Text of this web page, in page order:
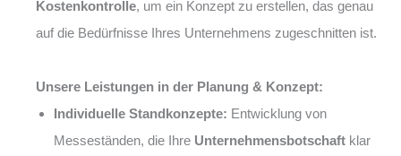
Kostenkontrolle, um ein Konzept zu erstellen, das genau
auf die Bedürfnisse Ihres Unternehmens zugeschnitten ist.
Unsere Leistungen in der Planung & Konzept:
Individuelle Standkonzepte: Entwicklung von
Messeständen, die Ihre Unternehmensbotschaft klar